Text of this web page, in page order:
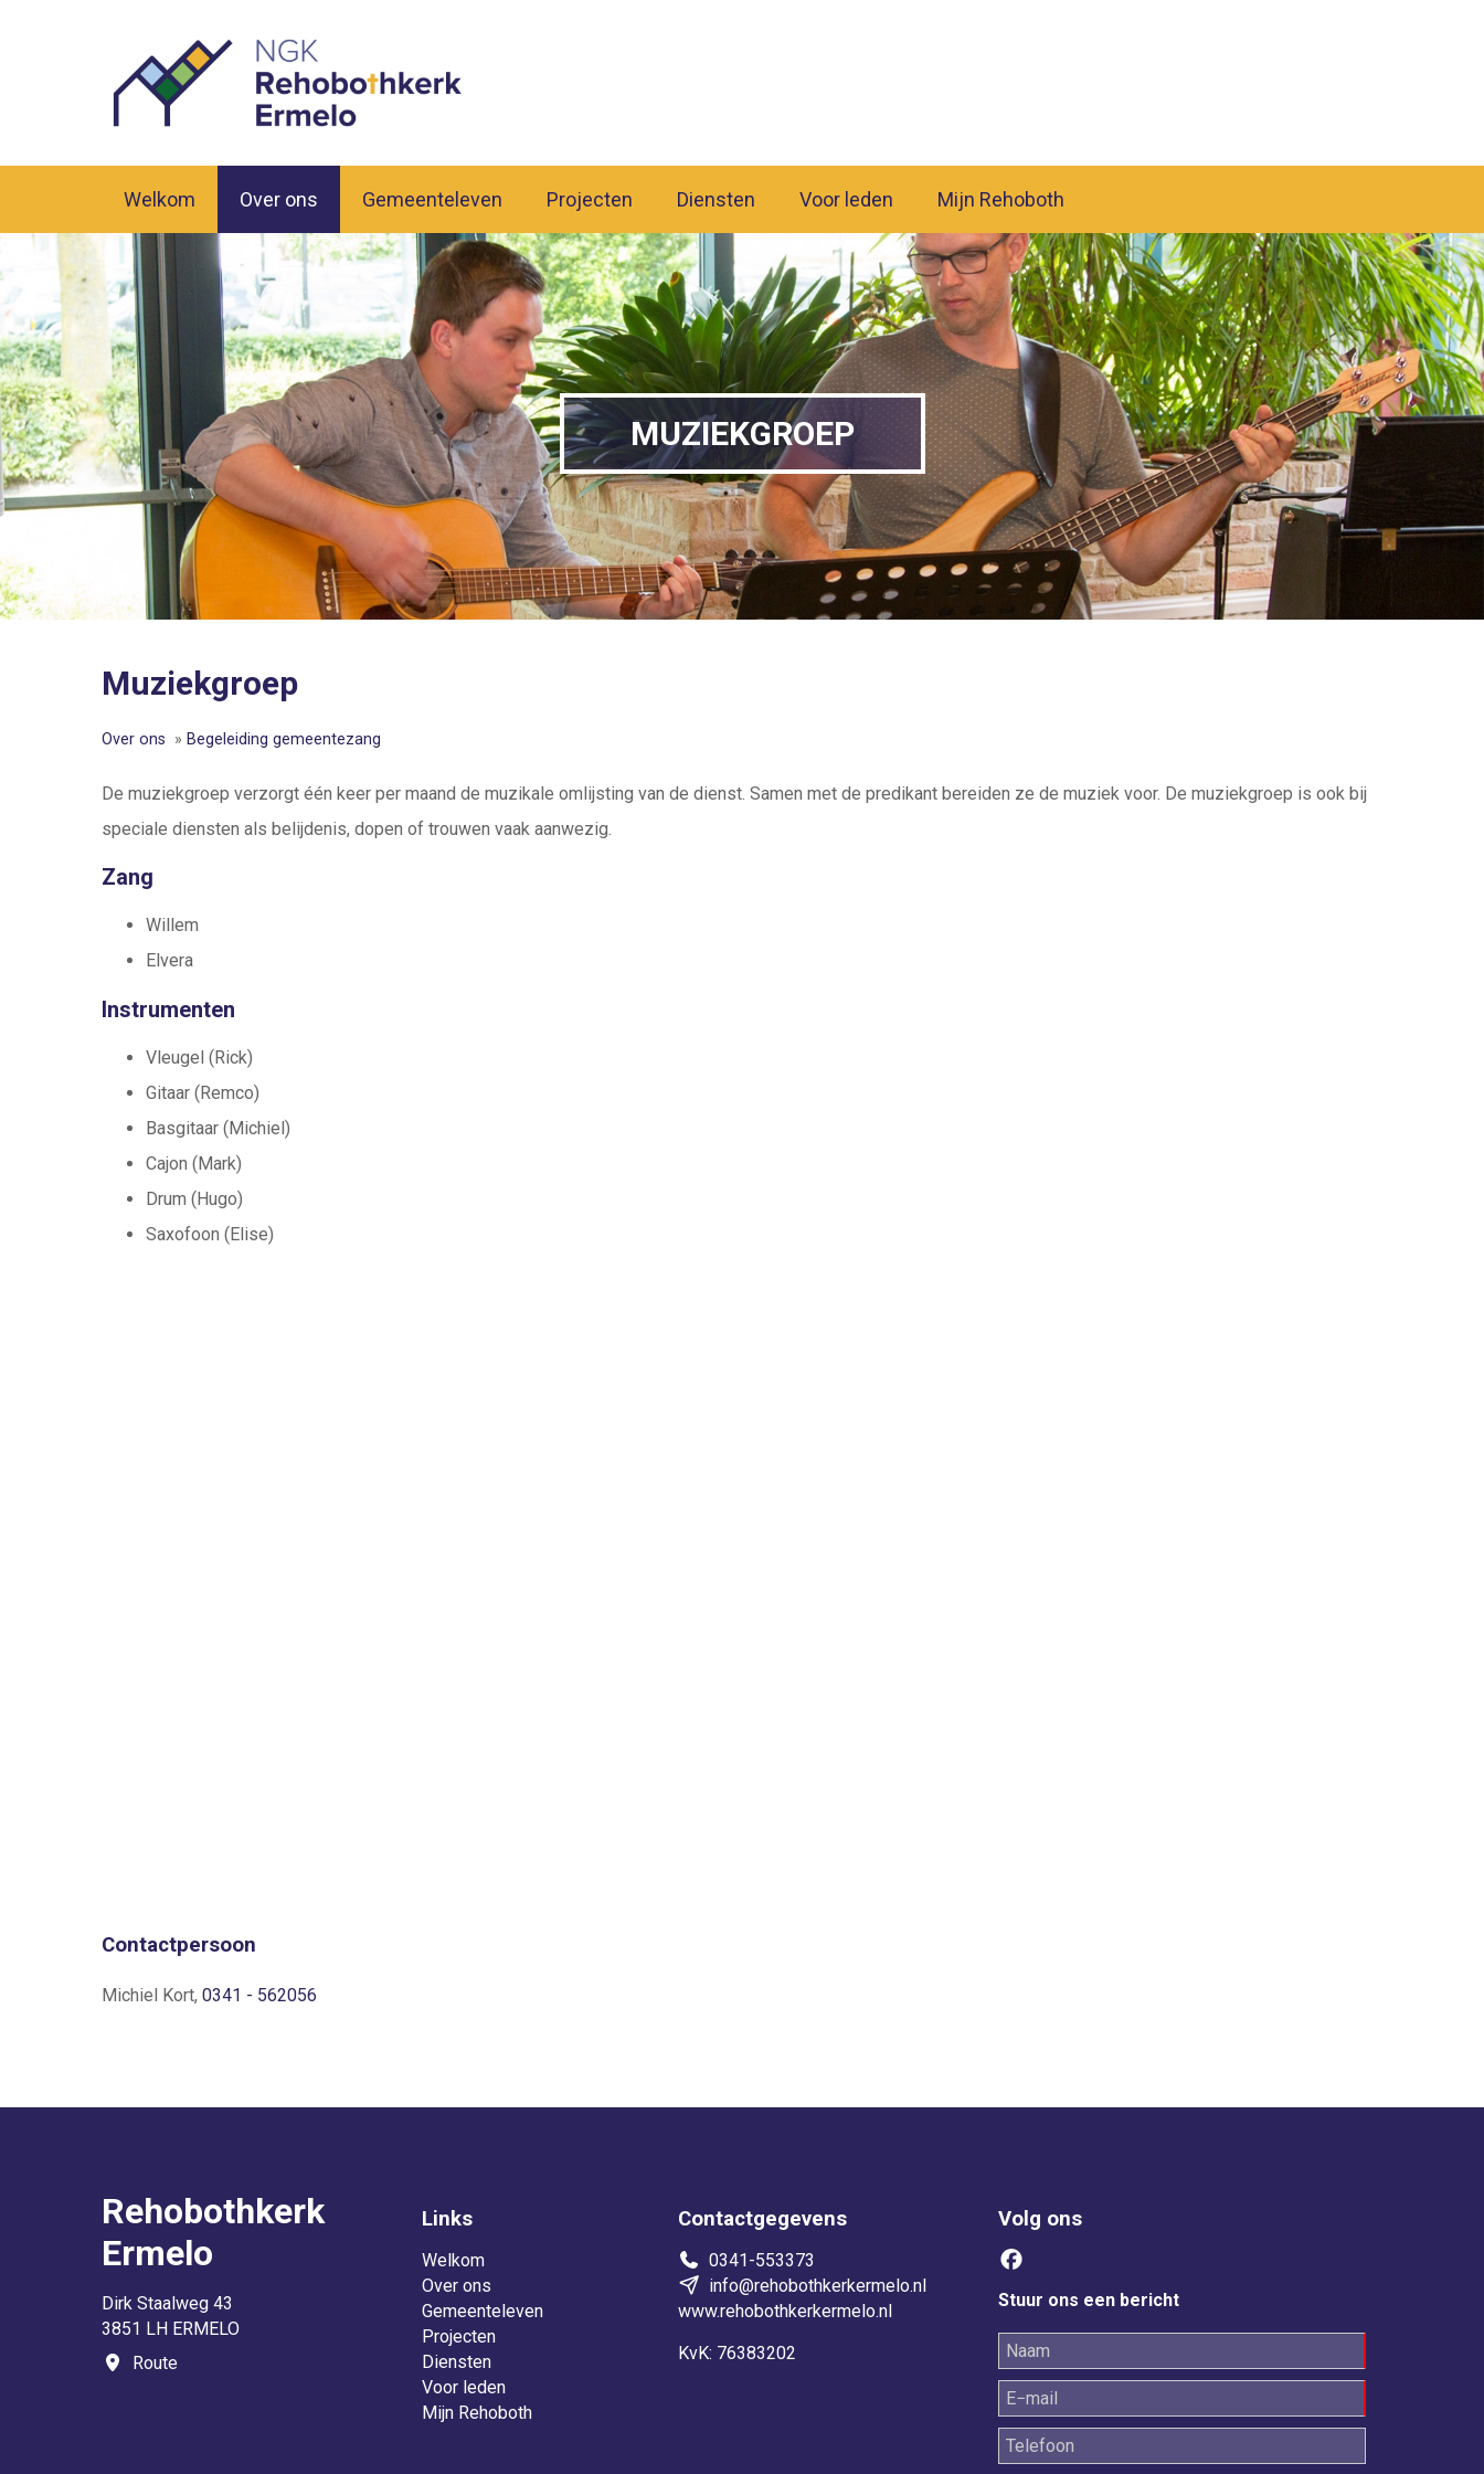
Welkom Over ons Gemeenteleven Projecten Diensten Voor leden Mijn Rehoboth
MUZIEKGROEP
Muziekgroep
Over ons » Begeleiding gemeentezang
De muziekgroep verzorgt één keer per maand de muzikale omlijsting van de dienst. Samen met de predikant bereiden ze de muziek voor. De muziekgroep is ook bij
speciale diensten als belijdenis, dopen of trouwen vaak aanwezig.
Zang
Willem
Elvera
Instrumenten
Vleugel (Rick)
Gitaar (Remco)
Basgitaar (Michiel)
Cajon (Mark)
Drum (Hugo)
Saxofoon (Elise)
Contactpersoon
Michiel Kort, 0341 - 562056
Rehobothkerk
Ermelo
Dirk Staalweg 43
3851 LH ERMELO
Route
Links
Welkom
Over ons
Gemeenteleven
Projecten
Diensten
Voor leden
Mijn Rehoboth
Contactgegevens
0341-553373
info@rehobothkerkermelo.nl
www.rehobothkerkermelo.nl
KvK: 76383202
Volg ons
Stuur ons een bericht